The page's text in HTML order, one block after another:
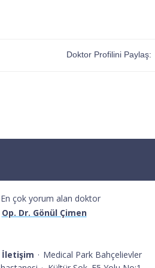
Doktor Profilini Paylaş:
En çok yorum alan doktor
Op. Dr. Gönül Çimen
İletişim · Medical Park Bahçelievler